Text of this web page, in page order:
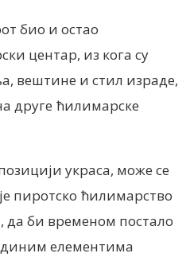
био и остао
центар, из кога су
вештине и стил израде,
друге ћилимарске
украса, може се
пиротско ћилимарство
да би временом постало
елементима